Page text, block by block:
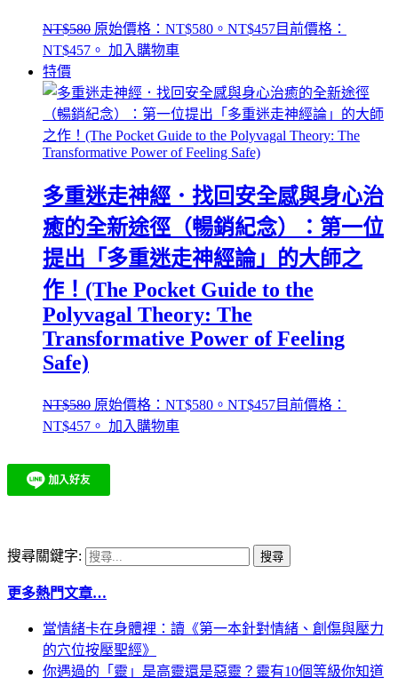
NT$580 原始價格：NT$580。 NT$457目前價格：
NT$457。 加入購物車
特價
多重迷走神經．找回安全感與身心治
癒的全新途徑（暢銷紀念）：第一位
提出「多重迷走神經論」的大師之
作！(The Pocket Guide to the
Polyvagal Theory: The
Transformative Power of Feeling
Safe)
NT$580 原始價格：NT$580。 NT$457目前價格：
NT$457。 加入購物車
搜尋關鍵字:
更多熱門文章…
當情緒卡在身體裡：讀《第一本針對情緒、創傷與壓力
的穴位按壓聖經》
你遇過的「靈」是高靈還是惡靈？靈有10個等級你知道